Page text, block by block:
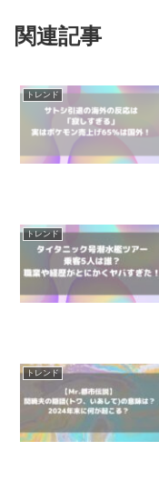
関連記事
トレンド
トレンド
トレンド